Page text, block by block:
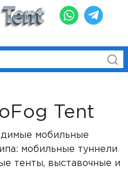
Tent
мобильные
мобильные туннели
тенты, выставочные и